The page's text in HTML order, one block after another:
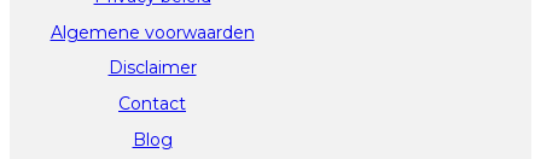
Algemene voorwaarden
Disclaimer
Contact
Blog